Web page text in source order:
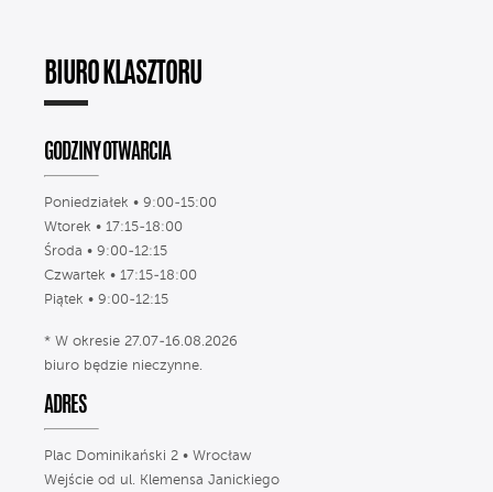
BIURO KLASZTORU
GODZINY OTWARCIA
Poniedziałek • 9:00-15:00
Wtorek • 17:15-18:00
Środa • 9:00-12:15
Czwartek • 17:15-18:00
Piątek • 9:00-12:15
* W okresie 27.07-16.08.2026
biuro będzie nieczynne.
ADRES
Plac Dominikański 2 • Wrocław
Wejście od ul. Klemensa Janickiego